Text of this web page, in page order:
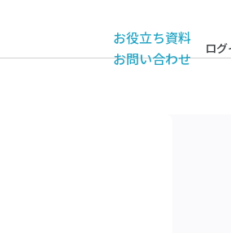
お役立ち資料
お問い合わせ
ロ